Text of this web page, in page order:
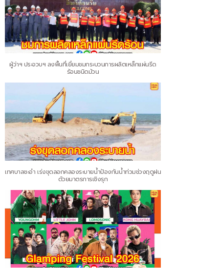
ผู้ว่าฯ ประจวบฯ ลงพื้นที่เยี่ยมชมกระบวนการผลิตเหล็กแผ่นรีด
ร้อนชนิดม้วน
เทศบาลชะอำ เร่งขุดลอกคลองระบายน้ำป้องกันน้ำท่วมช่วงฤดูฝน
ด้วยมาตรการเชิงรุก